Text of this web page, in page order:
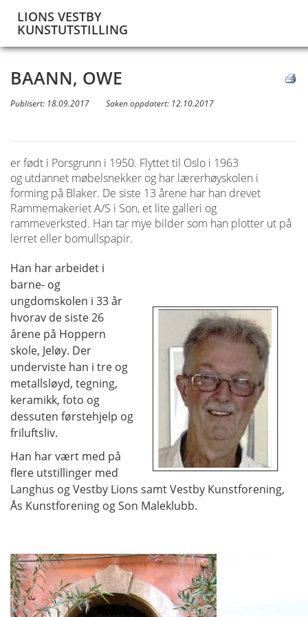
LIONS VESTBY
KUNSTUTSTILLING
BAANN, OWE
Publisert: 18.09.2017 Saken oppdatert: 12.10.2017
er født i Porsgrunn i 1950. Flyttet til Oslo i 1963
og utdannet møbelsnekker og har lærerhøyskolen i
forming på Blaker. De siste 13 årene har han drevet
Rammemakeriet A/S i Son, et lite galleri og
rammeverksted. Han tar mye bilder som han plotter ut på
lerret eller bomullspapir.
Han har arbeidet i
barne- og
ungdomskolen i 33 år
hvorav de siste 26
årene på Hoppern
skole, Jeløy. Der
underviste han i tre og
metallsløyd, tegning,
keramikk, foto og
dessuten førstehjelp og
friluftsliv.
Han har vært med på
flere utstillinger med
Langhus og Vestby Lions samt Vestby Kunstforening,
Ås Kunstforening og Son Maleklubb.